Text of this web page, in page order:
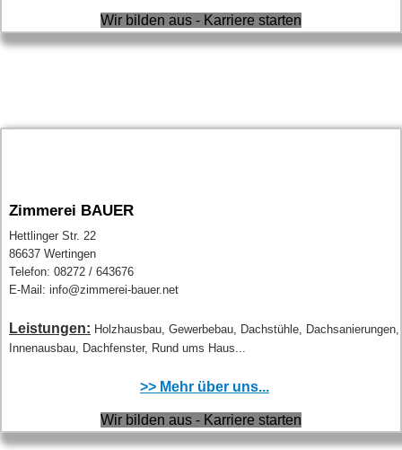
Wir bilden aus - Karriere starten
Zimmerei BAUER
Hettlinger Str. 22
86637 Wertingen
Telefon: 08272 / 643676
E-Mail: info@zimmerei-bauer.net
Leistungen: Holzhausbau, Gewerbebau, Dachstühle, Dachsanierungen,
Innenausbau, Dachfenster, Rund ums Haus...
>> Mehr über uns...
Wir bilden aus - Karriere starten